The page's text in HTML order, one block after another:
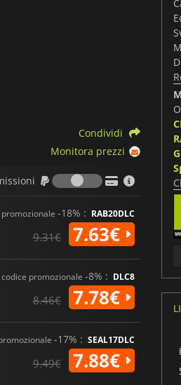
Condividi
Monitora prezzi
Commissioni
-18% : RAB20DLC
9.31€ 7.63€
codice promozionale -8% : DLC8
8.46€ 7.78€
-17% : SEAL17DLC
9.49€ 7.88€